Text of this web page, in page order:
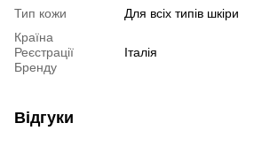
Тип кожи
Для всіх типів шкіри
Країна
Реєстрації
Бренду
Італія
Відгуки